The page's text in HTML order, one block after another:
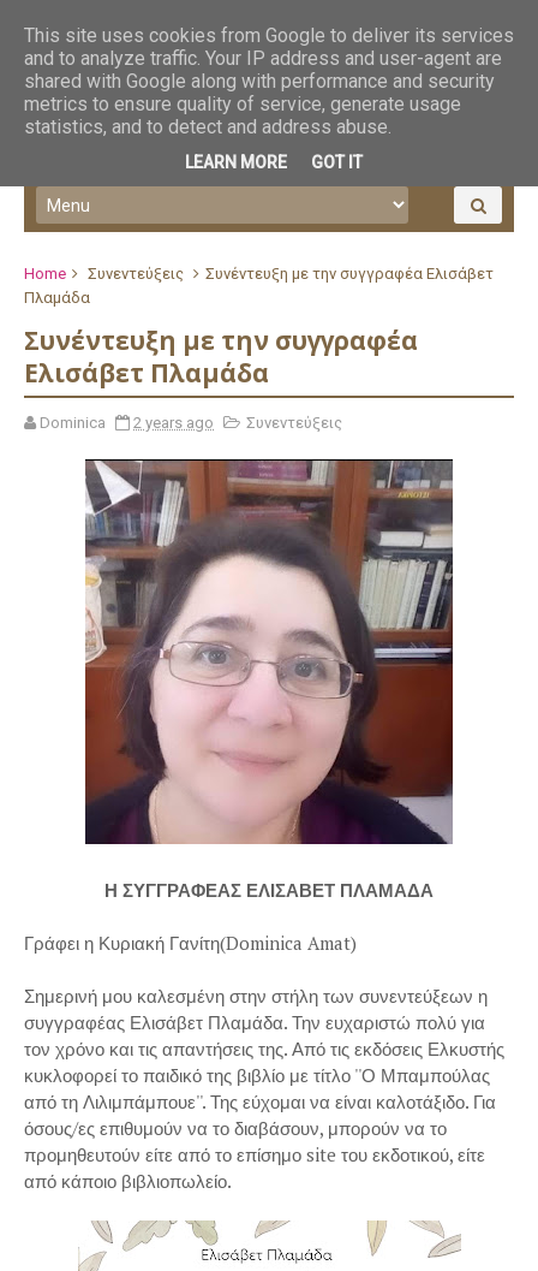
Home Συνεντεύξεις
Συνέντευξη με την συγγραφέα Ελισάβετ
Πλαμάδα
Συνέντευξη με την συγγραφέα
Ελισάβετ Πλαμάδα
Dominica 2 years ago Συνεντεύξεις
Η ΣΥΓΓΡΑΦΕΑΣ ΕΛΙΣΑΒΕΤ ΠΛΑΜΑΔΑ
Γράφει η Κυριακή Γανίτη(Dominica Amat)
Σημερινή μου καλεσμένη στην στήλη των συνεντεύξεων η
συγγραφέας Ελισάβετ Πλαμάδα. Την ευχαριστώ πολύ για
τον χρόνο και τις απαντήσεις της. Από τις εκδόσεις Ελκυστής
κυκλοφορεί το παιδικό της βιβλίο με τίτλο ''Ο Μπαμπούλας
από τη Λιλιμπάμπουε''. Της εύχομαι να είναι καλοτάξιδο. Για
όσους/ες επιθυμούν να το διαβάσουν, μπορούν να το
προμηθευτούν είτε από το επίσημο site του εκδοτικού, είτε
από κάποιο βιβλιοπωλείο.
This site uses cookies from Google to deliver its services
and to analyze traffic. Your IP address and user-agent are
shared with Google along with performance and security
metrics to ensure quality of service, generate usage
statistics, and to detect and address abuse.
LEARN MORE GOT IT